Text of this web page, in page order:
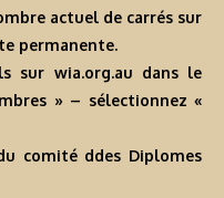
actuel de carrés sur
permanente.
sur wia.org.au dans le
» – sélectionnez «
comité ddes Diplomes